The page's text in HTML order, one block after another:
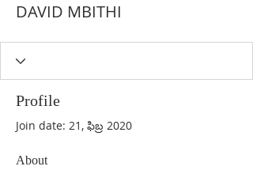
DAVID MBITHI
Profile
Join date: 21, ఫిబ్ర 2020
About